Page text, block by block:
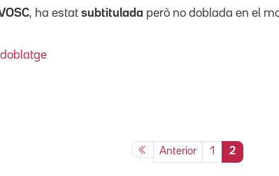
, ha estat subtitulada però no doblada en el
Anterior 1 2